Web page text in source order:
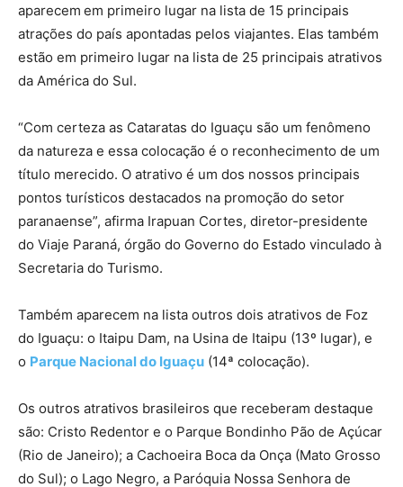
aparecem em primeiro lugar na lista de 15 principais
atrações do país apontadas pelos viajantes. Elas também
estão em primeiro lugar na lista de 25 principais atrativos
da América do Sul.
“Com certeza as Cataratas do Iguaçu são um fenômeno
da natureza e essa colocação é o reconhecimento de um
título merecido. O atrativo é um dos nossos principais
pontos turísticos destacados na promoção do setor
paranaense”, afirma Irapuan Cortes, diretor-presidente
do Viaje Paraná, órgão do Governo do Estado vinculado à
Secretaria do Turismo.
Também aparecem na lista outros dois atrativos de Foz
do Iguaçu: o Itaipu Dam, na Usina de Itaipu (13º lugar), e
o Parque Nacional do Iguaçu (14ª colocação).
Os outros atrativos brasileiros que receberam destaque
são: Cristo Redentor e o Parque Bondinho Pão de Açúcar
(Rio de Janeiro); a Cachoeira Boca da Onça (Mato Grosso
do Sul); o Lago Negro, a Paróquia Nossa Senhora de